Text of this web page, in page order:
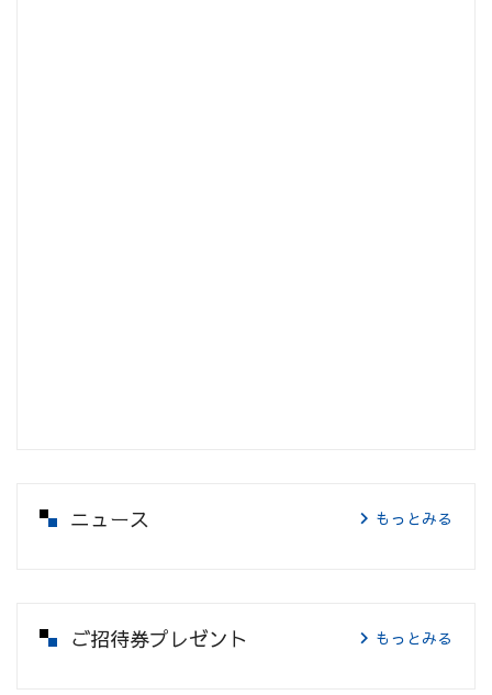
ニュース もっとみる
ご招待券プレゼント もっとみる